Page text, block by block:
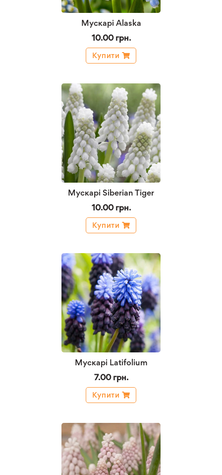
Мускарі Alaska
10.00 грн.
Купити
Мускарі Siberian Tiger
10.00 грн.
Купити
Мускарі Latifolium
7.00 грн.
Купити